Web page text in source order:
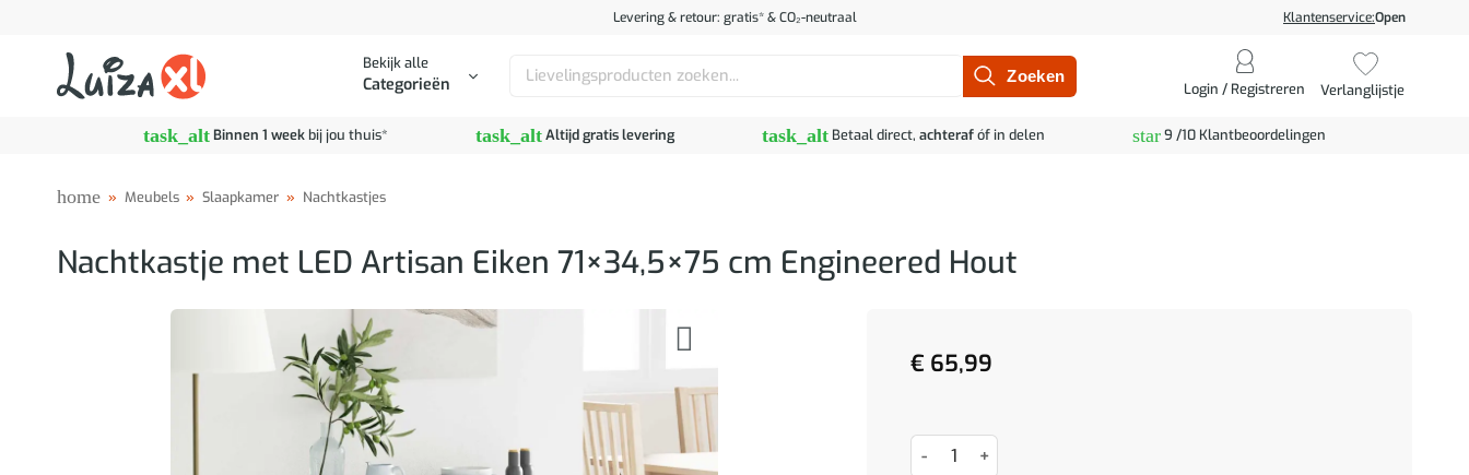
Levering & retour: gratis* & CO₂-neutraal Klantenservice:Open
Bekijk alle
Categorieën
Zoeken
Login / Registreren Verlanglijstje
task_altBinnen 1 weekbij jou thuis* task_altAltijd gratis levering task_alt Betaal direct, achterafóf in delen star9 /10 Klantbeoordelingen
home » Meubels » Slaapkamer » Nachtkastjes
Nachtkastje met LED Artisan Eiken 71×34,5×75 cm Engineered Hout
€ 65,99
Nachtkastje met LED Artisan Eiken 71x34,5x75 cm Engineered Hout aantal